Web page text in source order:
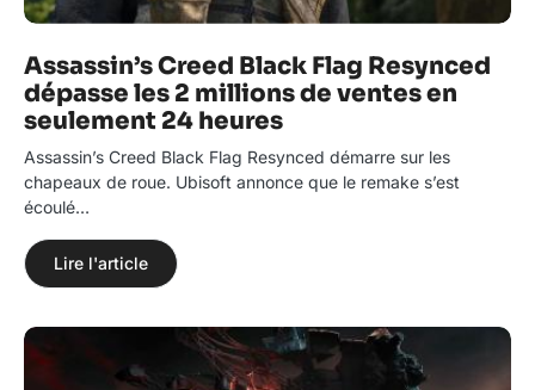
Assassin’s Creed Black Flag Resynced
dépasse les 2 millions de ventes en
seulement 24 heures
Assassin’s Creed Black Flag Resynced démarre sur les
chapeaux de roue. Ubisoft annonce que le remake s’est
écoulé…
Lire l'article